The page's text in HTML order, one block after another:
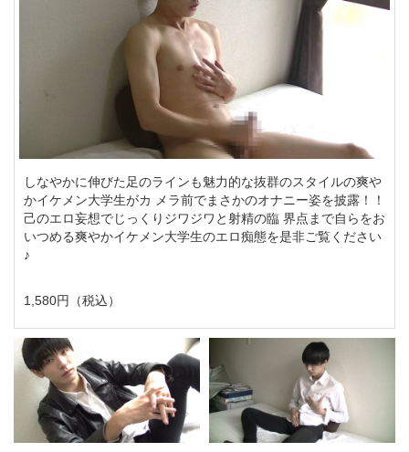
しなやかに伸びた足のラインも魅力的な抜群のスタイルの爽や
かイケメン大学生がカ メラ前でまさかのオナニー姿を披露！！
己のエロ妄想でじっくりジワジワと射精の臨 界点まで自らをお
いつめる爽やかイケメン大学生のエロ痴態を是非ご覧ください
♪
1,580円（税込）